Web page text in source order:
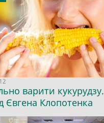
варити кукурудзу.
Євгена Клопотенка